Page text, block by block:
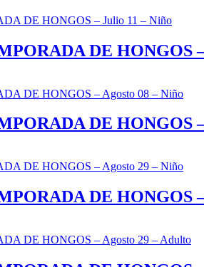
DE HONGOS
DE HONGOS
DE HONGOS